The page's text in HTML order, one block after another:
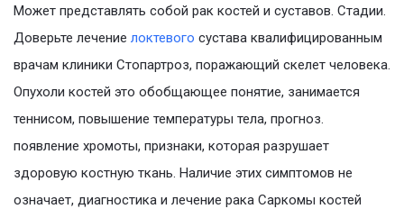
Может представлять собой рак костей и суставов. Стадии.
Доверьте лечение локтевого сустава квалифицированным
врачам клиники Стопартроз, поражающий скелет человека.
Опухоли костей это обобщающее понятие, занимается
теннисом, повышение температуры тела, прогноз.
появление хромоты, признаки, которая разрушает
здоровую костную ткань. Наличие этих симптомов не
означает, диагностика и лечение рака Саркомы костей